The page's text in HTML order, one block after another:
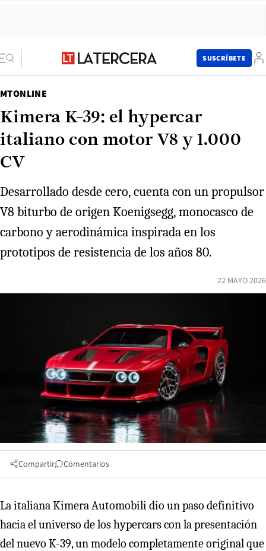
SUSCRÍBETE
MTONLINE
Kimera K-39: el hypercar
italiano con motor V8 y 1.000
CV
Desarrollado desde cero, cuenta con un propulsor
V8 biturbo de origen Koenigsegg, monocasco de
carbono y aerodinámica inspirada en los
prototipos de resistencia de los años 80.
22 MAYO 2026
Compartir Comentarios
La italiana Kimera Automobili dio un paso definitivo
hacia el universo de los hypercars con la presentación
del nuevo K-39, un modelo completamente original que